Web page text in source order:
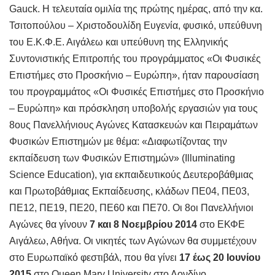
Gauck. Η τελευταία ομιλία της πρώτης ημέρας, από την κα.
Τσιτοπούλου – Χριστοδουλίδη Ευγενία, φυσικό, υπεύθυνη
του Ε.Κ.Φ.Ε. Αιγάλεω και υπεύθυνη της Ελληνικής
Συντονιστικής Επιτροπής του προγράμματος «Οι Φυσικές
Επιστήμες στο Προσκήνιο – Ευρώπη», ήταν παρουσίαση
του προγραμμάτος «Οι Φυσικές Επιστήμες στο Προσκήνιο
– Ευρώπη» και πρόσκληση υποβολής εργασιών για τους
8ους Πανελλήνιους Αγώνες Κατασκευών και Πειραμάτων
Φυσικών Επιστημών με θέμα: «Διαφωτίζοντας την
εκπαίδευση των Φυσικών Επιστημών» (Illuminating
Science Education), για εκπαιδευτικούς Δευτεροβάθμιας
και Πρωτοβάθμιας Εκπαίδευσης, κλάδων ΠΕ04, ΠΕ03,
ΠΕ12, ΠΕ19, ΠΕ20, ΠΕ60 και ΠΕ70. Οι 8οι Πανελλήνιοι
Αγώνες θα γίνουν 7 και 8 Νοεμβρίου 2014 στο ΕΚΦΕ
Αιγάλεω, Αθήνα. Οι νικητές των Αγώνων θα συμμετέχουν
στο Ευρωπαϊκό φεστιβάλ, που θα γίνει 17 έως 20 Ιουνίου